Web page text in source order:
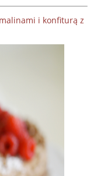
i konfiturą z